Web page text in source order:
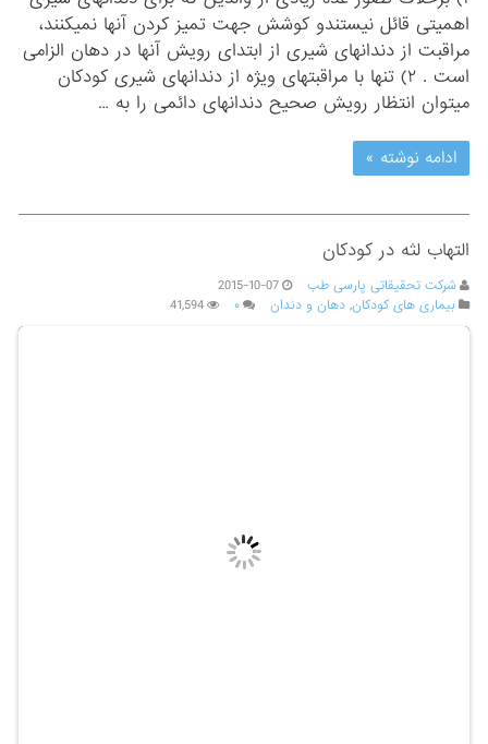
۱) برخلاف تصور عده زیادی از والدین که برای دندانهای شیری
اهمیتی قائل نیستندو کوشش جهت تمیز کردن آنها نمی‏کنند،
مراقبت از دندانهای شیری از ابتدای رویش آنها در دهان الزامی
است . ۲) تنها با مراقبتهای ویژه از دندانهای شیری کودکان
می‏توان انتظار رویش صحیح دندانهای دائمی را به …
ادامه نوشته »
التهاب لثه در کودکان
شرکت تحقیقاتی پارسی طب
2015-10-07